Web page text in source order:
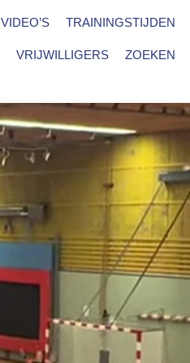
VIDEO’S TRAININGSTIJDEN
VRIJWILLIGERS ZOEKEN